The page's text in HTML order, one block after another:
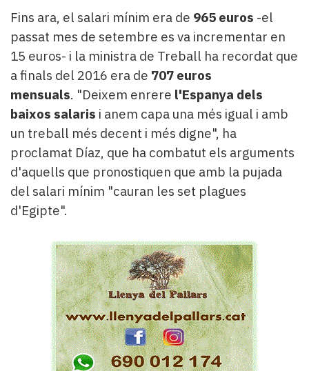
Fins ara, el salari mínim era de 965 euros -el
passat mes de setembre es va incrementar en
15 euros- i la ministra de Treball ha recordat que
a finals del 2016 era de 707 euros
mensuals. "Deixem enrere l'Espanya dels
baixos salaris i anem capa una més igual i amb
un treball més decent i més digne", ha
proclamat Díaz, que ha combatut els arguments
d'aquells que pronostiquen que amb la pujada
del salari mínim "cauran les set plagues
d'Egipte".